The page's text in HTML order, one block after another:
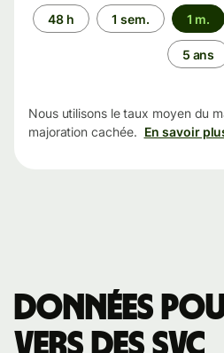
Période
48 h 1 sem. 1 m.
5 ans
Nous utilisons le taux moyen du
majoration cachée. En savoir
Données